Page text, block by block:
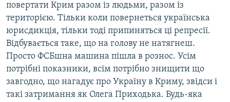
повертати Крим разом із людьми, разом із
територією. Тільки коли повернеться українська
юрисдикція, тільки тоді припиняться ці репресії.
Відбувається таке, що на голову не натягнеш.
Просто ФСБшна машина пішла в рознос. Усім
потрібні показники, всім потрібно знищити що
завгодно, що нагадує про Україну в Криму, звідси і
такі затримання як Олега Приходька. Будь-яка